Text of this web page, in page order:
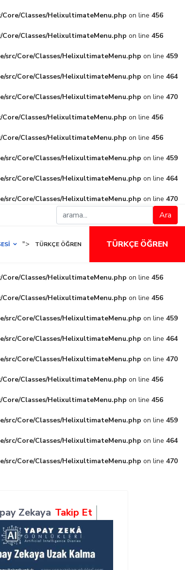
Classes/HelixultimateMenu.php on line 456
Classes/HelixultimateMenu.php on line 456
src/Core/Classes/HelixultimateMenu.php on line 459
src/Core/Classes/HelixultimateMenu.php on line 464
src/Core/Classes/HelixultimateMenu.php on line 470
Classes/HelixultimateMenu.php on line 456
Classes/HelixultimateMenu.php on line 456
src/Core/Classes/HelixultimateMenu.php on line 459
src/Core/Classes/HelixultimateMenu.php on line 464
src/Core/Classes/HelixultimateMenu.php on line 470
Ara
TÜRKÇE ÖĞREN
"> TÜRKÇE ÖĞREN
Classes/HelixultimateMenu.php on line 456
Classes/HelixultimateMenu.php on line 456
src/Core/Classes/HelixultimateMenu.php on line 459
src/Core/Classes/HelixultimateMenu.php on line 464
src/Core/Classes/HelixultimateMenu.php on line 470
Classes/HelixultimateMenu.php on line 456
Classes/HelixultimateMenu.php on line 456
src/Core/Classes/HelixultimateMenu.php on line 459
src/Core/Classes/HelixultimateMenu.php on line 464
src/Core/Classes/HelixultimateMenu.php on line 470
Zekaya Takip Et